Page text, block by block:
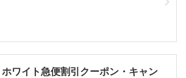
ホワイト急便割引クーポン・キャン